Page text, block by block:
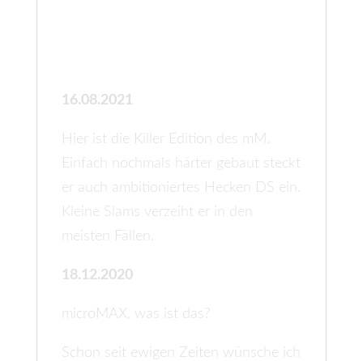
16.08.2021
Hier ist die Killer Edition des mM.
Einfach nochmals härter gebaut steckt
er auch ambitioniertes Hecken DS ein.
Kleine Slams verzeiht er in den
meisten Fällen.
18.12.2020
microMAX, was ist das?
Schon seit ewigen Zeiten wünsche ich